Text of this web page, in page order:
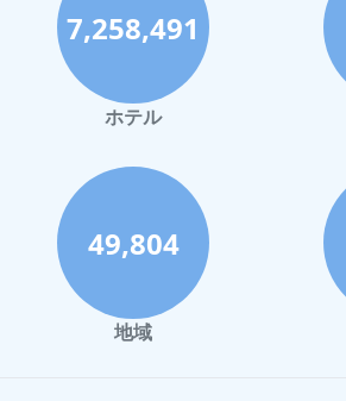
千葉県での屋外プールがあるホテル
京都市での屋外プールがあるホテル
広島市での屋外プールがあるホテル
7,258,491
ホテル
49,804
地域